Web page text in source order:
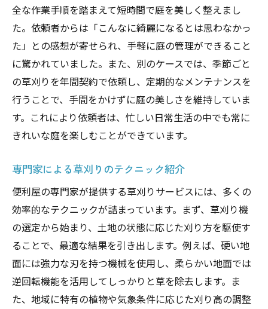
全な作業手順を踏まえて短時間で庭を美しく整えまし
た。依頼者からは「こんなに綺麗になるとは思わなかっ
た」との感想が寄せられ、手軽に庭の管理ができること
に驚かれていました。また、別のケースでは、季節ごと
の草刈りを年間契約で依頼し、定期的なメンテナンスを
行うことで、手間をかけずに庭の美しさを維持していま
す。これにより依頼者は、忙しい日常生活の中でも常に
きれいな庭を楽しむことができています。
専門家による草刈りのテクニック紹介
便利屋の専門家が提供する草刈りサービスには、多くの
効率的なテクニックが詰まっています。まず、草刈り機
の選定から始まり、土地の状態に応じた刈り方を駆使す
ることで、最適な結果を引き出します。例えば、硬い地
面には強力な刃を持つ機械を使用し、柔らかい地面では
逆回転機能を活用してしっかりと草を除去します。ま
た、地域に特有の植物や気象条件に応じた刈り高の調整